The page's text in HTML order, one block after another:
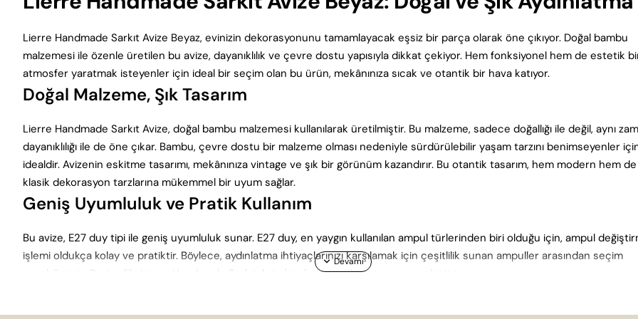
Lierre Handmade Sarkıt Avize Beyaz, evinizin dekorasyonunu tamamlayacak eşsiz bir parça olarak öne çıkıyor. Doğal bambu
malzemesi ile özenle üretilen bu avize, dayanıklılık ve çevre dostu yapısıyla dikkat çekiyor. Hem fonksiyonel hem de estetik
atmosfer yaratmak isteyenler için ideal bir seçim olan bu ürün, mekânınıza sıcak ve otantik bir hava katıyor.
Doğal Malzeme, Şık Tasarım
Lierre Handmade Sarkıt Avize, doğal bambu malzemesi kullanılarak üretilmiştir. Bu malzeme, sadece doğallığı ile değil, aynı
dayanıklılığı ile de öne çıkar. Bambu, çevre dostu bir malzeme olması nedeniyle sürdürülebilir yaşam tarzını benimseyenler
idealdir. Avizenin eskitme tasarımı, mekânınıza vintage ve şık bir görünüm kazandırır. Bu otantik tasarım, hem modern hem de
klasik dekorasyon tarzlarına mükemmel bir uyum sağlar.
Geniş Uyumluluk ve Pratik Kullanım
Bu avize, E27 duy tipi ile geniş uyumluluk sunar. E27 duy, en yaygın kullanılan ampul türlerinden biri olduğu için, ampul
işlemi oldukça kolay ve pratiktir. Böylece, aydınlatma ihtiyaçlarınızı karşılamak için çeşitlilik sunan ampuller arasından seçim
yapabilirsiniz. Bu özellik, Lierre Handmade Sarkıt Avize'nin kullanıcı dostu yapısını pekiştirir.